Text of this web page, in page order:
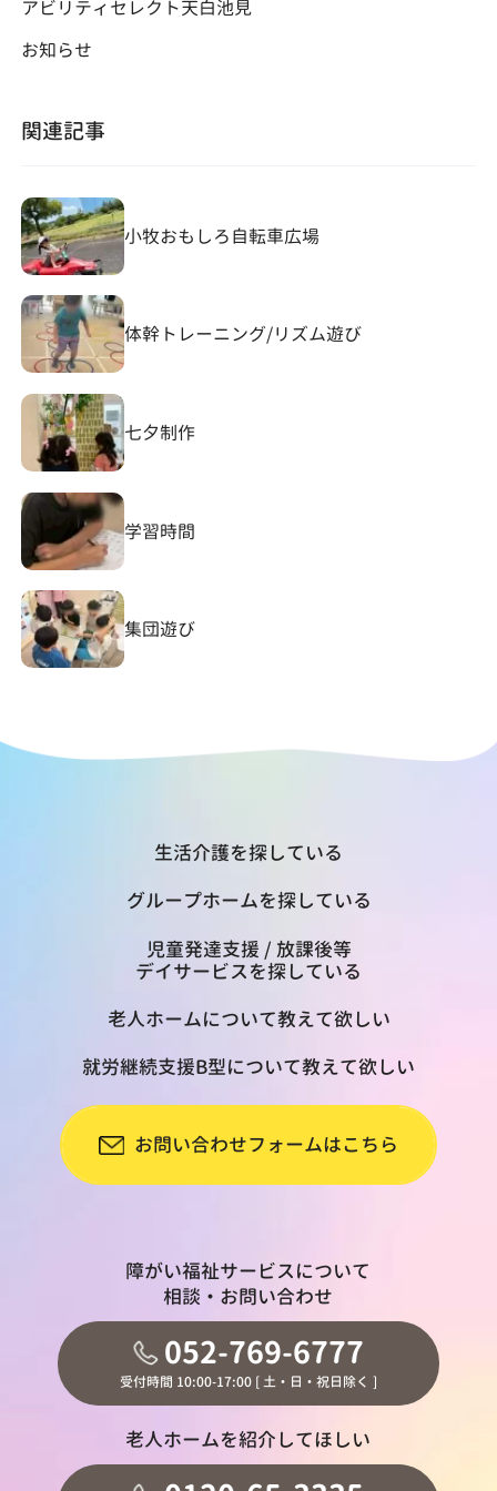
アビリティセレクト天白池見
お知らせ
関連記事
小牧おもしろ自転車広場
体幹トレーニング/リズム遊び
七夕制作
学習時間
集団遊び
生活介護を探している
グループホームを探している
児童発達支援 / 放課後等
デイサービスを探している
老人ホームについて教えて欲しい
就労継続支援B型について教えて欲しい
お問い合わせフォームはこちら
障がい福祉サービスについて
相談・お問い合わせ
052-769-6777
受付時間 10:00-17:00 [ 土・日・祝日除く ]
老人ホームを紹介してほしい